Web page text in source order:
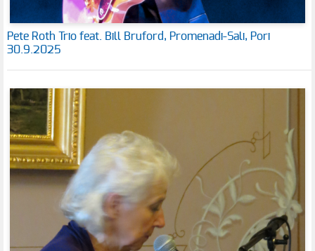
Pete Roth Trio feat. Bill Bruford, Promenadi-Sali, Pori
30.9.2025